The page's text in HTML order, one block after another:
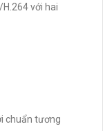
với hai
chuẩn tương